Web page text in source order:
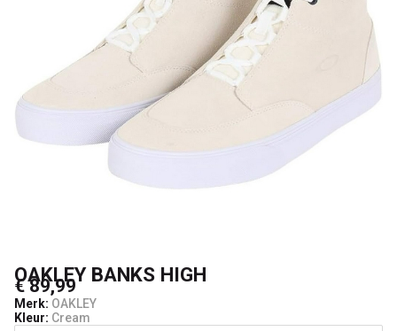
OAKLEY BANKS HIGH
€ 89,99
Merk: OAKLEY
Kleur: Cream